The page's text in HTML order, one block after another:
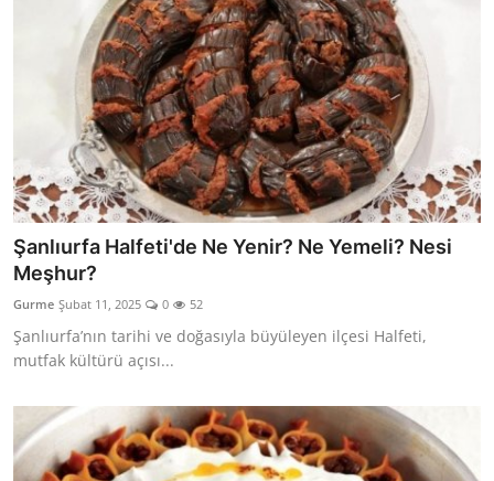
Şanlıurfa Halfeti'de Ne Yenir? Ne Yemeli? Nesi
Meşhur?
Gurme Şubat 11, 2025 0 52
Şanlıurfa’nın tarihi ve doğasıyla büyüleyen ilçesi Halfeti,
mutfak kültürü açısı...